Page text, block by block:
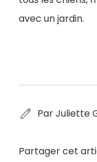
avec un jardin.
edit Par Juliette
Partager cet